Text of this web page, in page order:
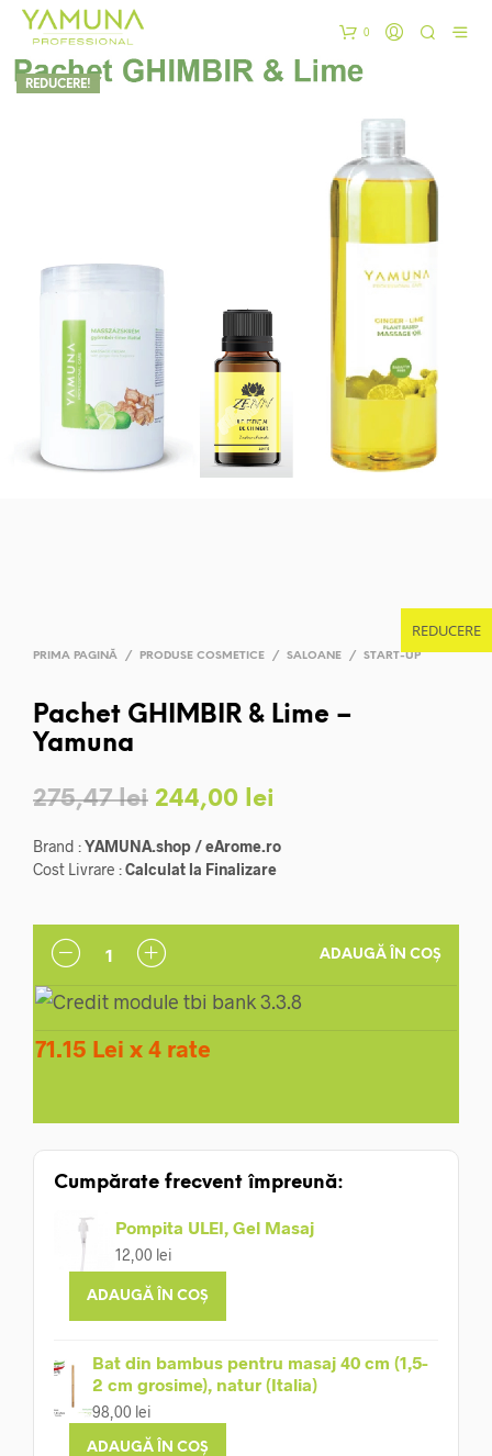
0
REDUCERE
REDUCERE!
PRIMA PAGINĂ / PRODUSE COSMETICE / SALOANE / START-UP
Pachet GHIMBIR & Lime –
Yamuna
275,47lei Prețul
inițial
a
275,47 lei.
244,00 lei
este:
Brand :YAMUNA.shop / eArome.ro
Cost Livrare :Calculat la Finalizare
ADAUGĂ ÎN COȘ
71.15 Lei x 4 rate
Cumpărate frecvent împreună:
Pompita ULEI, Gel Masaj
12,00 lei
ADAUGĂ ÎN COȘ
Bat din bambus pentru masaj 40 cm (1,5-
2 cm grosime), natur (Italia)
98,00 lei
ADAUGĂ ÎN COȘ